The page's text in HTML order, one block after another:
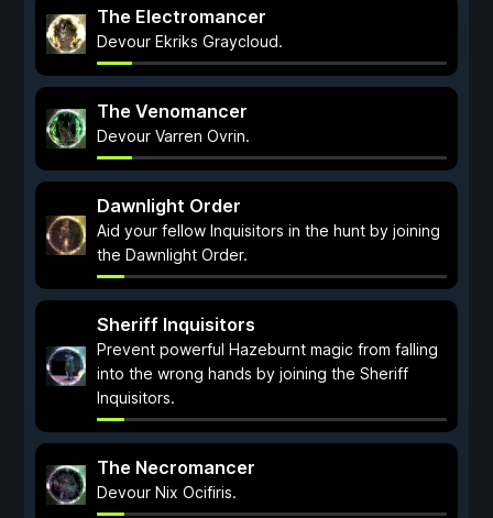
The Electromancer
Devour Ekriks Graycloud.
The Venomancer
Devour Varren Ovrin.
Dawnlight Order
Aid your fellow Inquisitors in the hunt by joining
the Dawnlight Order.
Sheriff Inquisitors
Prevent powerful Hazeburnt magic from falling
into the wrong hands by joining the Sheriff
Inquisitors.
The Necromancer
Devour Nix Ocifiris.